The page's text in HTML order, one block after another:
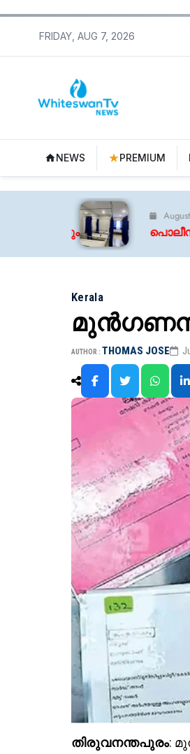
FRIDAY, AUG 7, 2026
NEWS PREMIUM
August 7, 2026
പൊലീസിനെ
Kerala
AUTHOR : THOMAS JOSE
തിരുവനന്തപുരം: